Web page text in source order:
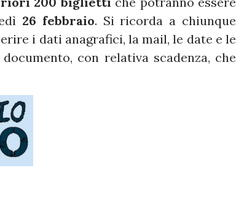
26 febbraio. Si ricorda a chiunque
i dati anagrafici, la mail, le date e le
con relativa scadenza, che